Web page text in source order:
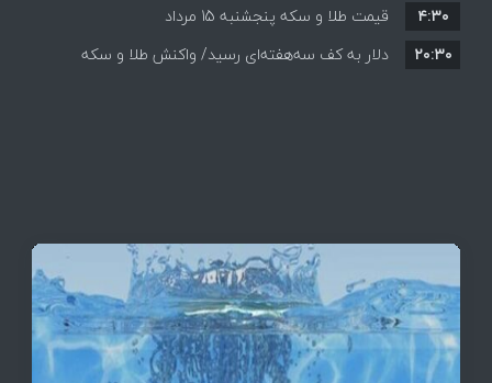
قیمت طلا و سکه پنجشنبه 15 مرداد
۴:۳۰
دلار به کف سه‌هفته‌ای رسید/ واکنش طلا و سکه
۲۰:۳۰